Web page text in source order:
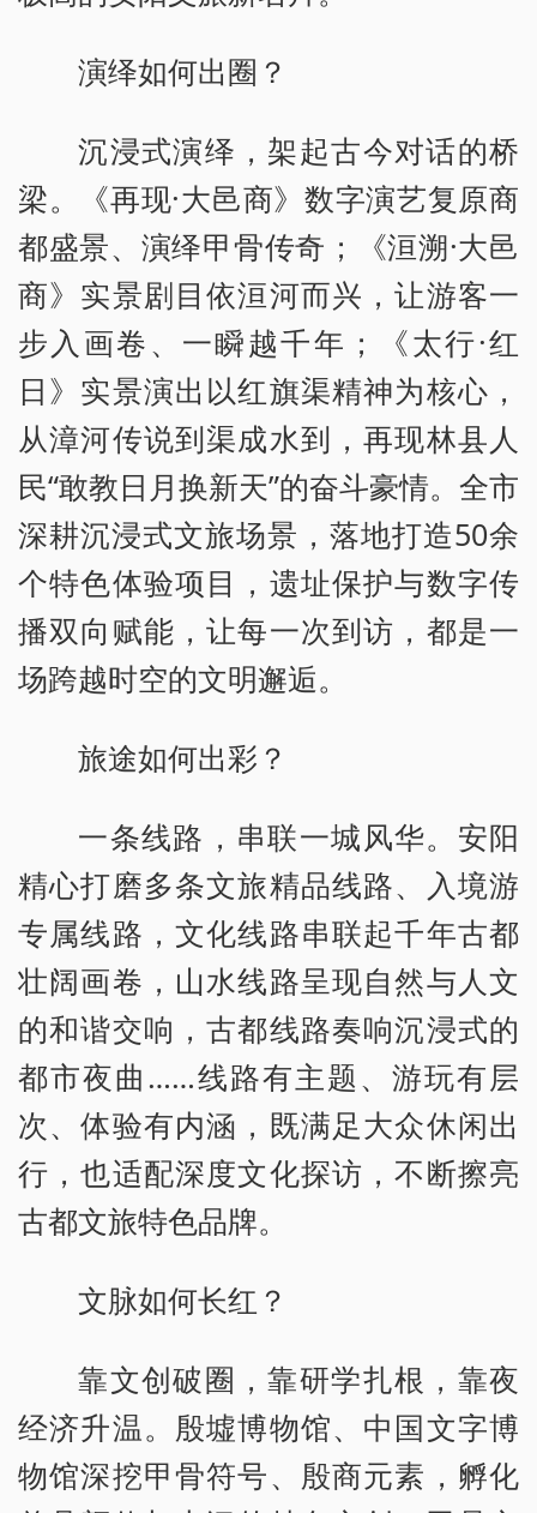
演绎如何出圈？
沉浸式演绎，架起古今对话的桥
梁。《再现·大邑商》数字演艺复原商
都盛景、演绎甲骨传奇；《洹溯·大邑
商》实景剧目依洹河而兴，让游客一
步入画卷、一瞬越千年；《太行·红
日》实景演出以红旗渠精神为核心，
从漳河传说到渠成水到，再现林县人
民“敢教日月换新天”的奋斗豪情。全市
深耕沉浸式文旅场景，落地打造50余
个特色体验项目，遗址保护与数字传
播双向赋能，让每一次到访，都是一
场跨越时空的文明邂逅。
旅途如何出彩？
一条线路，串联一城风华。安阳
精心打磨多条文旅精品线路、入境游
专属线路，文化线路串联起千年古都
壮阔画卷，山水线路呈现自然与人文
的和谐交响，古都线路奏响沉浸式的
都市夜曲……线路有主题、游玩有层
次、体验有内涵，既满足大众休闲出
行，也适配深度文化探访，不断擦亮
古都文旅特色品牌。
文脉如何长红？
靠文创破圈，靠研学扎根，靠夜
经济升温。殷墟博物馆、中国文字博
物馆深挖甲骨符号、殷商元素，孵化